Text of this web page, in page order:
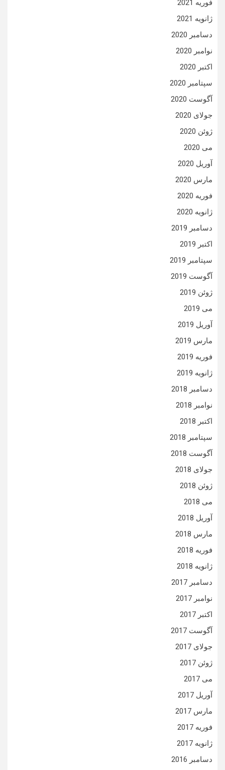
فوریه 2021
ژانویه 2021
دسامبر 2020
نوامبر 2020
اکتبر 2020
سپتامبر 2020
آگوست 2020
جولای 2020
ژوئن 2020
می 2020
آوریل 2020
مارس 2020
فوریه 2020
ژانویه 2020
دسامبر 2019
اکتبر 2019
سپتامبر 2019
آگوست 2019
ژوئن 2019
می 2019
آوریل 2019
مارس 2019
فوریه 2019
ژانویه 2019
دسامبر 2018
نوامبر 2018
اکتبر 2018
سپتامبر 2018
آگوست 2018
جولای 2018
ژوئن 2018
می 2018
آوریل 2018
مارس 2018
فوریه 2018
ژانویه 2018
دسامبر 2017
نوامبر 2017
اکتبر 2017
آگوست 2017
جولای 2017
ژوئن 2017
می 2017
آوریل 2017
مارس 2017
فوریه 2017
ژانویه 2017
دسامبر 2016